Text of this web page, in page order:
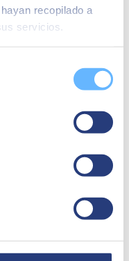
recopilado a
servicios.